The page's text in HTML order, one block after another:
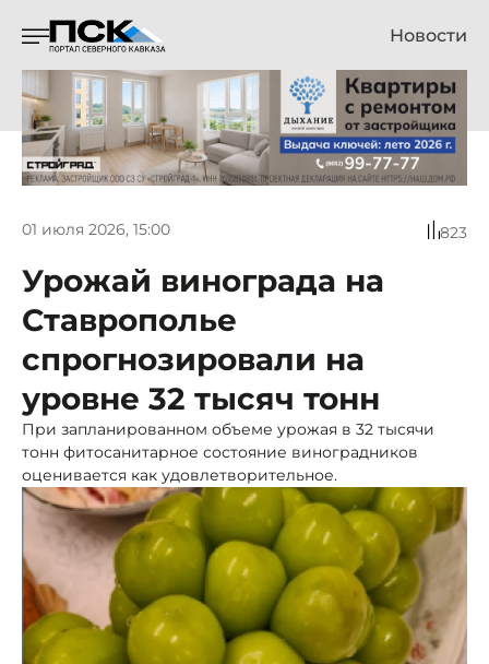
Новости
01 июля 2026, 15:00 823
Урожай винограда на
Ставрополье
спрогнозировали на
уровне 32 тысяч тонн
При запланированном объеме урожая в 32 тысячи
тонн фитосанитарное состояние виноградников
оценивается как удовлетворительное.